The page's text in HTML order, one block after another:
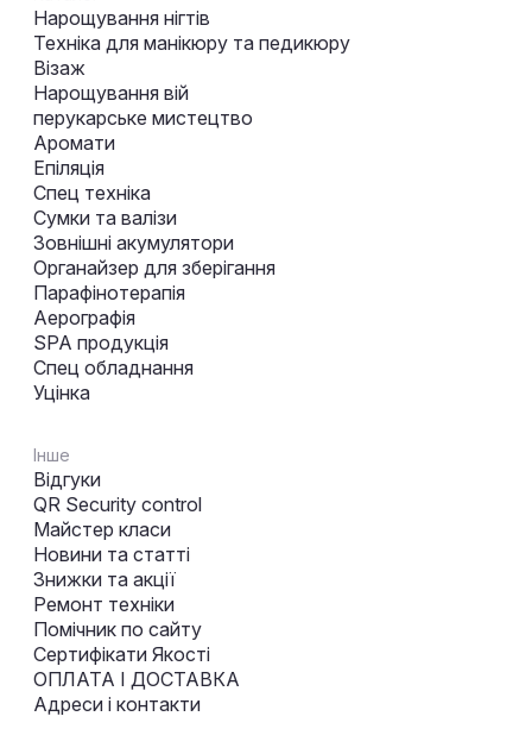
Нарощування нігтів
Техніка для манікюру та педикюру
Візаж
Нарощування вій
перукарське мистецтво
Аромати
Епіляція
Спец техніка
Сумки та валізи
Зовнішні акумулятори
Органайзер для зберігання
Парафінотерапія
Аерографія
SPA продукція
Спец обладнання
Уцінка
Інше
Відгуки
QR Security control
Майстер класи
Новини та статті
Знижки та акції
Ремонт техніки
Помічник по сайту
Сертифікати Якості
ОПЛАТА І ДОСТАВКА
Адреси і контакти